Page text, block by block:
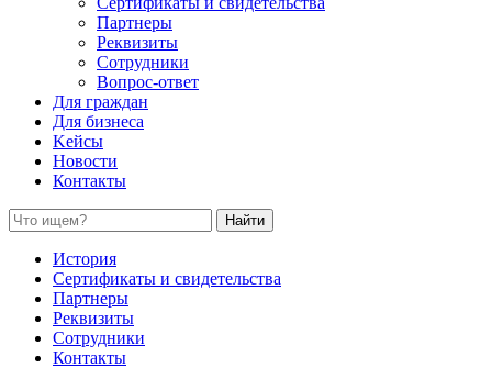
Партнеры
Реквизиты
Сотрудники
Вопрос-ответ
Для граждан
Для бизнеса
Kейсы
Новости
Контакты
История
Сертификаты и свидетельства
Партнеры
Реквизиты
Сотрудники
Контакты